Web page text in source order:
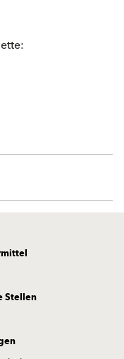
Stellen